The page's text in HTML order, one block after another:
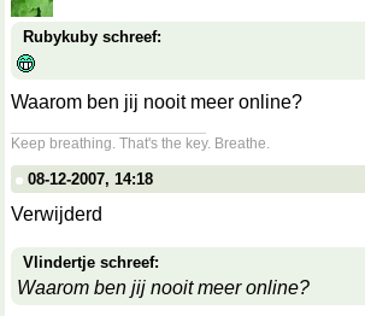
Rubykuby schreef:
Waarom ben jij nooit meer online?
Keep breathing. That's the key. Breathe.
08-12-2007, 14:18
Verwijderd
Vlindertje schreef:
Waarom ben jij nooit meer online?